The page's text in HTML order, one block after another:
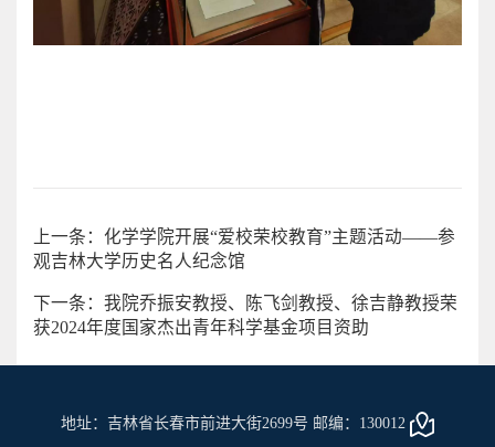
上一条：化学学院开展“爱校荣校教育”主题活动——参
观吉林大学历史名人纪念馆
下一条：我院乔振安教授、陈飞剑教授、徐吉静教授荣
获2024年度国家杰出青年科学基金项目资助
地址：吉林省长春市前进大街2699号 邮编：130012